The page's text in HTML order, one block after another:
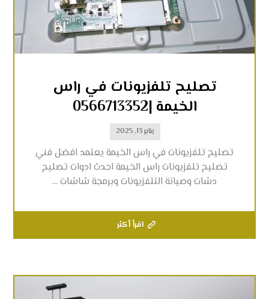
تصليح تلفزيونات في راس
الخيمة |0566713352
يناير 13, 2025
تصليح تلفزيونات في راس الخيمة يعتمد افضل فني
تصليح تلفزيونات راس الخيمة احدث ادوات تصليح
دشات وصيانة التلفزيونات وبرمجة شاشات ...
اقرأ أكثر